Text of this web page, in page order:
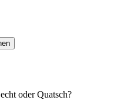
oder Quatsch?